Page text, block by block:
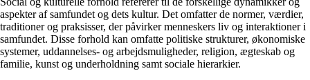
aspekter af samfundet og dets kultur. Det omfatter de normer, værdier,
traditioner og praksisser, der påvirker menneskers liv og interaktioner i
samfundet. Disse forhold kan omfatte politiske strukturer, økonomiske
systemer, uddannelses- og arbejdsmuligheder, religion, ægteskab og
familie, kunst og underholdning samt sociale hierarkier.